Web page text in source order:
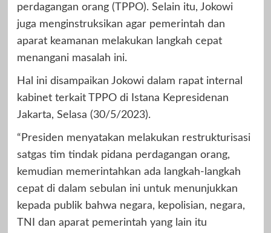
perdagangan orang (TPPO). Selain itu, Jokowi
juga menginstruksikan agar pemerintah dan
aparat keamanan melakukan langkah cepat
menangani masalah ini.
Hal ini disampaikan Jokowi dalam rapat internal
kabinet terkait TPPO di Istana Kepresidenan
Jakarta, Selasa (30/5/2023).
“Presiden menyatakan melakukan restrukturisasi
satgas tim tindak pidana perdagangan orang,
kemudian memerintahkan ada langkah-langkah
cepat di dalam sebulan ini untuk menunjukkan
kepada publik bahwa negara, kepolisian, negara,
TNI dan aparat pemerintah yang lain itu